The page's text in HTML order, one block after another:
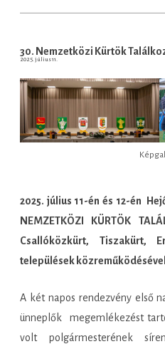
30. Nemzetközi Kürtök
2025. július 11.
2025. július 11-én és 12-én
NEMZETKÖZI KÜRTÖK
Csallóközkürt, Tiszakürt,
települések
A két napos rendezvény első
ünneplők megemlékezést
volt polgármesterének